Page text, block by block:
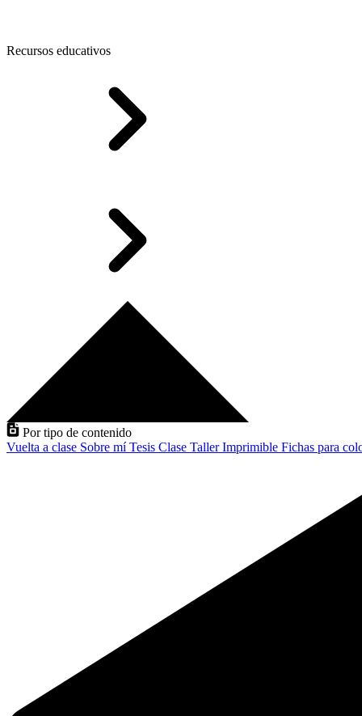
Recursos educativos
Por tipo de contenido
Vuelta a clase Sobre míTesis Clase TallerImprimible Fichas para